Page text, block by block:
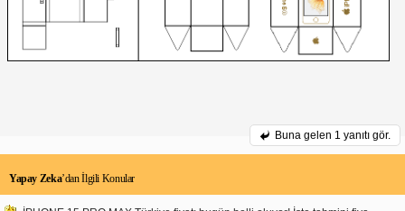
Buna gelen 1 yanıtı gör.
Yapay Zeka’dan İlgili Konular